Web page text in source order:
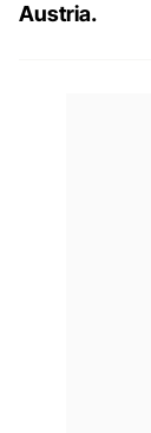
Austria.